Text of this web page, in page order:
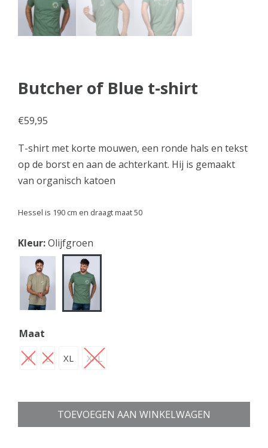
Butcher of Blue t-shirt
€59,95
T-shirt met korte mouwen, een ronde hals en tekst
op de borst en aan de achterkant. Hij is gemaakt
van organisch katoen
Hessel is 190 cm en draagt maat 50
Kleur:Olijfgroen
Maat
M L XL XXL
TOEVOEGEN AAN WINKELWAGEN